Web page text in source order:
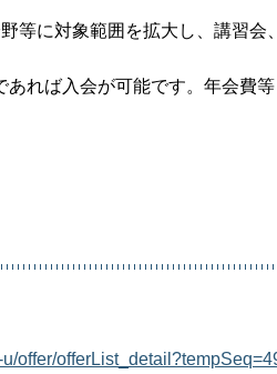
等に対象範囲を拡大し、講習会
れば入会が可能です。年会費
offer/